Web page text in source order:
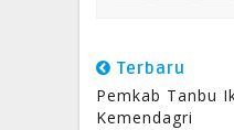
Terbaru
Pemkab Tanbu
Kemendagri